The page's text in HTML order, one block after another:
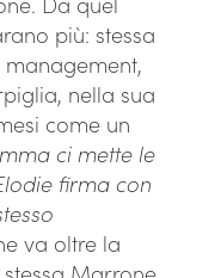
più: stessa
nella sua
come un
ci mette le
firma con
va oltre la